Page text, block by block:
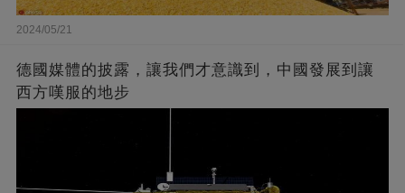
2024/05/21
德國媒體的披露，讓我們才意識到，中國發展到讓
西方嘆服的地步